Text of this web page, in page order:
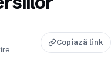
Copiază link